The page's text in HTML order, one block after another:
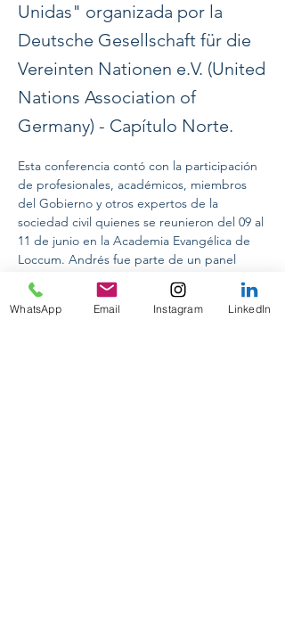
Unidas" organizada por la
Deutsche Gesellschaft für die
Vereinten Nationen e.V. (United
Nations Association of
Germany) - Capítulo Norte.
Esta conferencia contó con la participación
de profesionales, académicos, miembros
del Gobierno y otros expertos de la
sociedad civil quienes se reunieron del 09 al
11 de junio en la Academia Evangélica de
Loccum. Andrés fue parte de un panel
conformado por Vanessa Vohs de Alemania,
Aisha Khurram de Afganistán y Karin
Johnston de Estados Unidos para discutir
WhatsApp Email Instagram LinkedIn